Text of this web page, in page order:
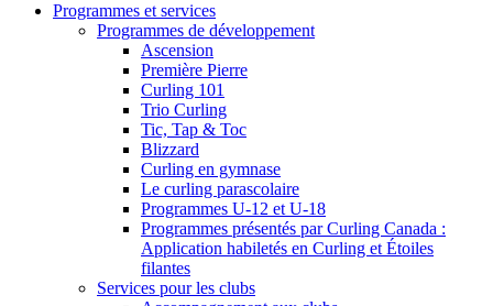
Programmes et services
Programmes de développement
Ascension
Première Pierre
Curling 101
Trio Curling
Tic, Tap & Toc
Blizzard
Curling en gymnase
Le curling parascolaire
Programmes U-12 et U-18
Programmes présentés par Curling Canada :
Application habiletés en Curling et Étoiles
filantes
Services pour les clubs